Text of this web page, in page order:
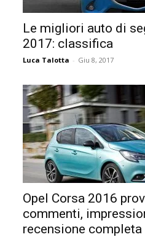
Le migliori auto di
2017: classifica
Luca Talotta - Giu 8, 2017
Opel Corsa 2016
commenti,
recensione completa